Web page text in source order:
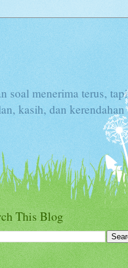
soal menerima terus, tapi
kasih, dan kerendahan
This Blog